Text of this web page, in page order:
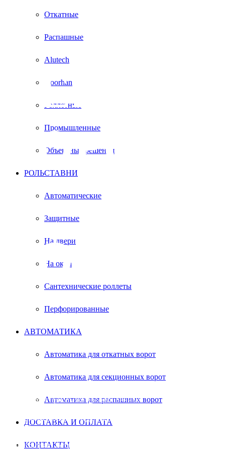
Откатные
Распашные
Alutech
Doorhan
Роллетные
Промышленные
Объектные решения
РОЛЬСТАВНИ
Автоматические
Защитные
На двери
На окна
Сантехнические роллеты
Перфорированные
АВТОМАТИКА
Автоматика для откатных ворот
Автоматика для секционных ворот
Автоматика для распашных ворот
ДОСТАВКА И ОПЛАТА
КОНТАКТЫ
ВОРОТА
В
Секционные ворота нашли широкое
пользуются спросом на промышленных
секционные ворота? Изделия отличаются
повышенной безопасностью при эксплуатации,
удовлетворяет потребности клиента. Заказывая